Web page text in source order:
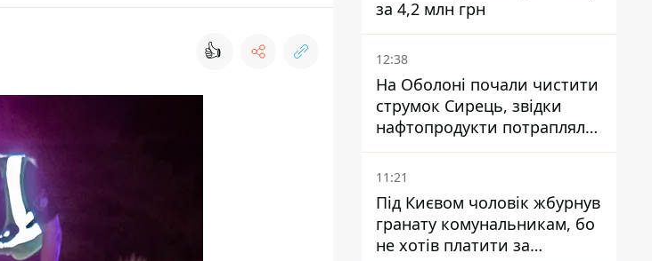
👍
за 4,2 млн грн
12:38
На Оболоні почали чистити
струмок Сирець, звідки
нафтопродукти потрапляли
до озер
11:21
Під Києвом чоловік жбурнув
гранату комунальникам, бо
не хотів платити за